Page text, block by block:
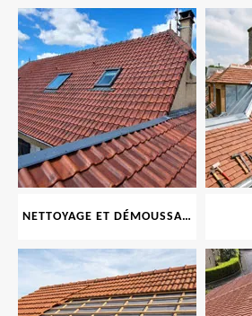
NETTOYAGE ET DÉMOUSSAGE DE TOITURE ET FAÇADE 69